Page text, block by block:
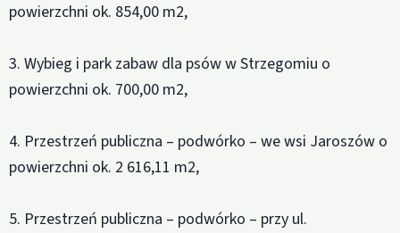
powierzchni ok. 854,00 m2,
3. Wybieg i park zabaw dla psów w Strzegomiu o
powierzchni ok. 700,00 m2,
4. Przestrzeń publiczna – podwórko – we wsi Jaroszów o
powierzchni ok. 2 616,11 m2,
5. Przestrzeń publiczna – podwórko – przy ul.